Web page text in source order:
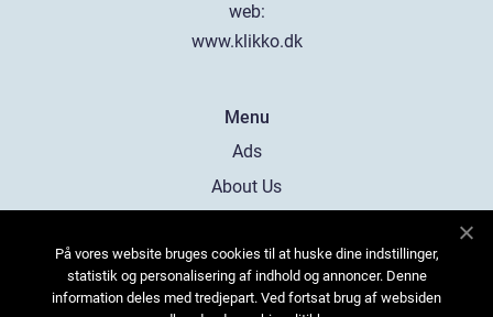
web:
www.klikko.dk
Menu
Ads
About Us
Contact
Sitemap
På vores website bruges cookies til at huske dine indstillinger,
statistik og personalisering af indhold og annoncer. Denne
information deles med tredjepart. Ved fortsat brug af websiden